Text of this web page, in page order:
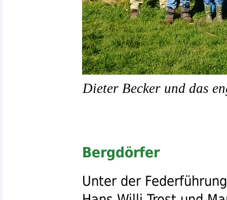
Dieter Becker und das
Bergdörfer
Unter der